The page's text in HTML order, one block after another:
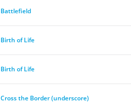
Battlefield
Birth of Life
Birth of Life
Cross the Border (underscore)